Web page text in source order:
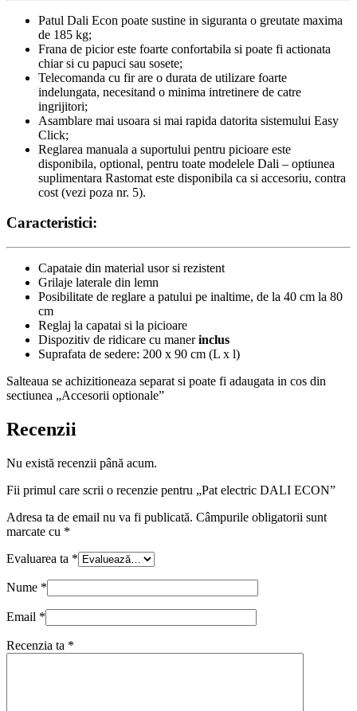
Patul Dali Econ poate sustine in siguranta o greutate maxima
de 185 kg;
Frana de picior este foarte confortabila si poate fi actionata
chiar si cu papuci sau sosete;
Telecomanda cu fir are o durata de utilizare foarte
indelungata, necesitand o minima intretinere de catre
ingrijitori;
Asamblare mai usoara si mai rapida datorita sistemului Easy
Click;
Reglarea manuala a suportului pentru picioare este
disponibila, optional, pentru toate modelele Dali – optiunea
suplimentara Rastomat este disponibila ca si accesoriu, contra
cost (vezi poza nr. 5).
Caracteristici:
Capataie din material usor si rezistent
Grilaje laterale din lemn
Posibilitate de reglare a patului pe inaltime, de la 40 cm la 80
cm
Reglaj la capatai si la picioare
Dispozitiv de ridicare cu manerinclus
Suprafata de sedere: 200 x 90 cm (L x l)
Salteaua se achizitioneaza separat si poate fi adaugata in cos din
sectiunea „Accesorii optionale”
Recenzii
Nu există recenzii până acum.
Fii primul care scrii o recenzie pentru „Pat electric DALI ECON”
Adresa ta de email nu va fi publicată. Câmpurile obligatorii sunt
marcate cu *
Evaluarea ta *
Nume *
Email *
Recenzia ta *